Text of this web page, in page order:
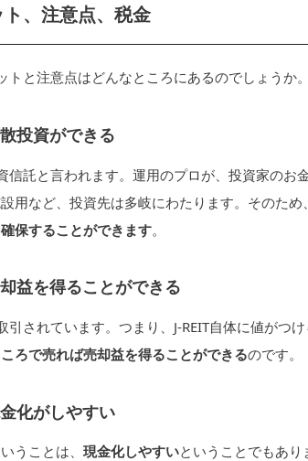
ト、注意点、税金
トと注意点はどんなところにあるのでしょうか。
投資ができる
信託と言われます。運用のプロが、投資家の
用など、投資先は多岐にわたります。そのため
保することができます。
益を得ることができる
引されています。つまり、J-REIT自体に値が
ろで売れば売却益を得ることができるのです。
化がしやすい
うことは、 現金化しやすいということでもあ